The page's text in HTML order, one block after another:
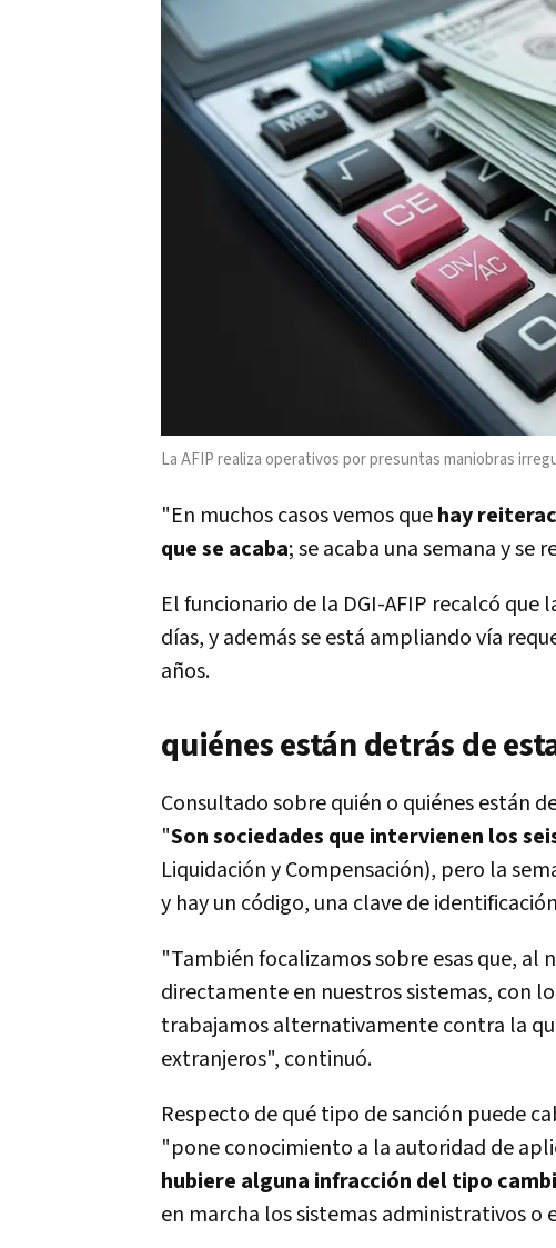
La AFIP realiza operativos por presuntas maniobras
"En muchos casos vemos quehay
que se acaba; se acaba una semana y se
El funcionario de la DGI-AFIP recalcó que
días, y además se está ampliando vía
años.
quiénes están detrás de
Consultado sobre quién o quiénes están
"Son sociedades que intervienen los
Liquidación y Compensación), pero la
y hay un código, una clave de
"También focalizamos sobre esas que, al
directamente en nuestros sistemas, con
trabajamos alternativamente contra la
extranjeros", continuó.
Respecto de qué tipo de sanción puede
"pone conocimiento a la autoridad de
hubiere alguna infracción del tipo
en marcha los sistemas administrativos o